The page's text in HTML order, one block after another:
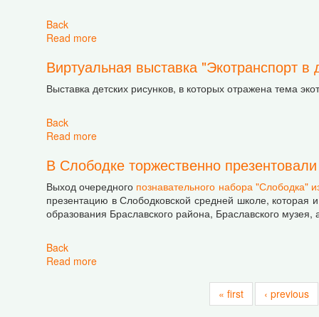
Back
Read more
Виртуальная выставка "Экотранспорт в
Выставка детских рисунков, в которых отражена тема
Back
Read more
В Слободке торжественно
Выход очередного познавательного набора "Слободка"
презентацию в Слободковской средней школе, которая
образования Браславского района, Браславского
Back
Read more
« first ‹ previous